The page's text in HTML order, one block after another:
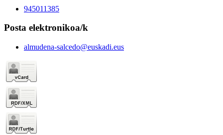
945011385
Posta elektronikoa/k
almudena-salcedo@euskadi.eus